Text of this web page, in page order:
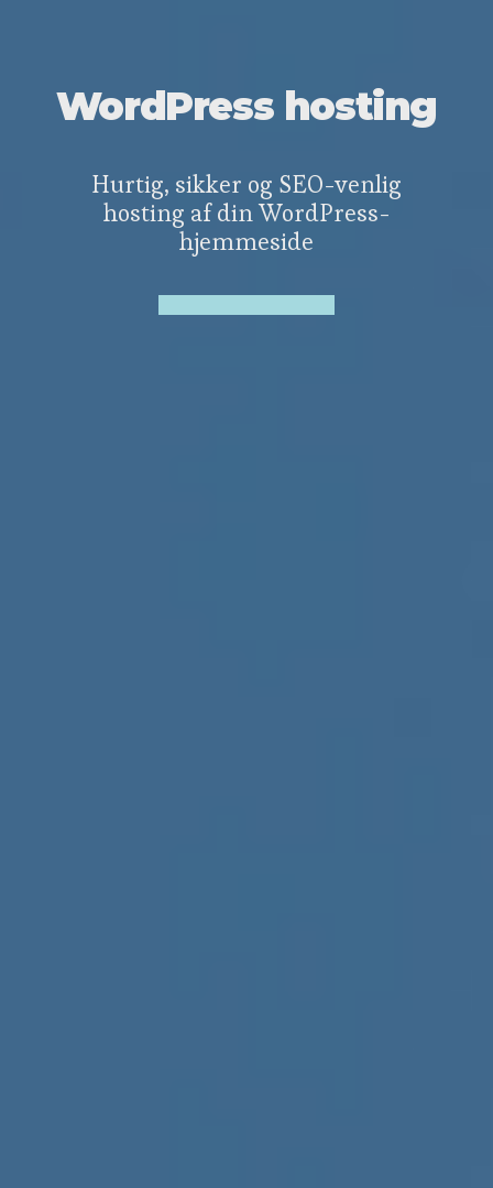
WordPress hosting
Hurtig, sikker og SEO-venlig
hosting af din WordPress-
hjemmeside